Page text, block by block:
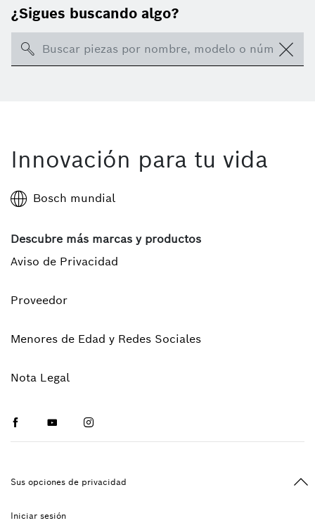
¿Sigues buscando algo?
Search
Innovación para tu vida
Bosch mundial
Descubre más marcas y productos
Aviso de Privacidad
Proveedor
Menores de Edad y Redes Sociales
Nota Legal
FacebookYoutubeInstagram
Sus opciones de privacidad
Iniciar sesión